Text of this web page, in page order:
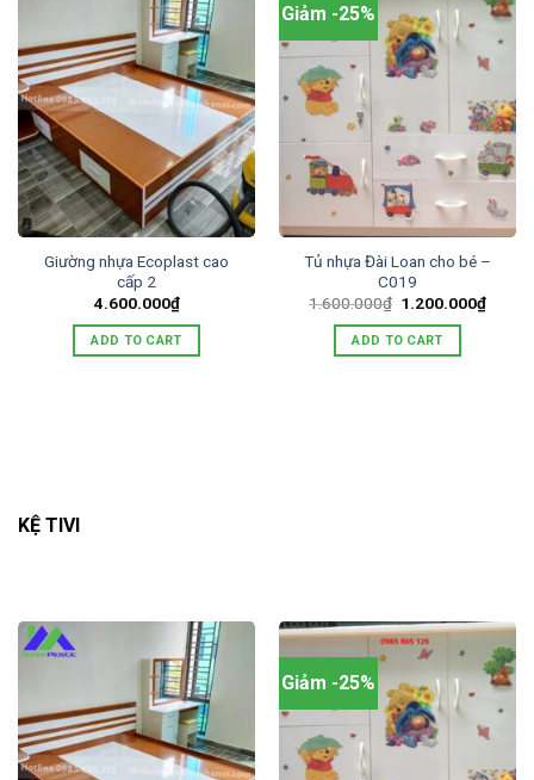
Giường nhựa Ecoplast cao
cấp 2
4.600.000₫
ADD TO CART
Giảm -25%
Tủ nhựa Đài Loan cho bé –
C019
1.600.000₫ Original
was:
1.600.000₫.
1.200.000₫
ADD TO CART
KỆ TIVI
Giảm -25%